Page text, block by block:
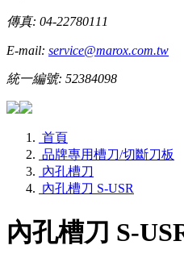
傳真: 04-22780111
E-mail: service@marox.com.tw
統一編號: 52384098
首頁
品牌專用槽刀/切斷刀板
內孔槽刀
內孔槽刀 S-USR
內孔槽刀 S-